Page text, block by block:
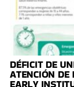
DÉFICIT DE
ATENCIÓN DE
EARLY